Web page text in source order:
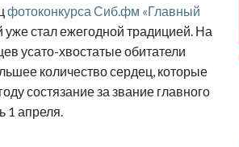
фотоконкурса Сиб.фм «Главный
уже стал ежегодной традицией. На
усато-хвостатые обитатели
количество сердец, которые
состязание за звание главного
1 апреля.